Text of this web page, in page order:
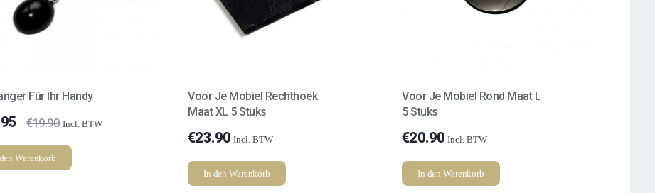
Für Ihr Handy
€19.90 Incl. BTW
Warenkorb
Voor Je Mobiel Rechthoek
Maat XL 5 Stuks
€23.90 Incl. BTW
In den Warenkorb
Voor Je Mobiel Rond Maat L
5 Stuks
€20.90 Incl. BTW
In den Warenkorb